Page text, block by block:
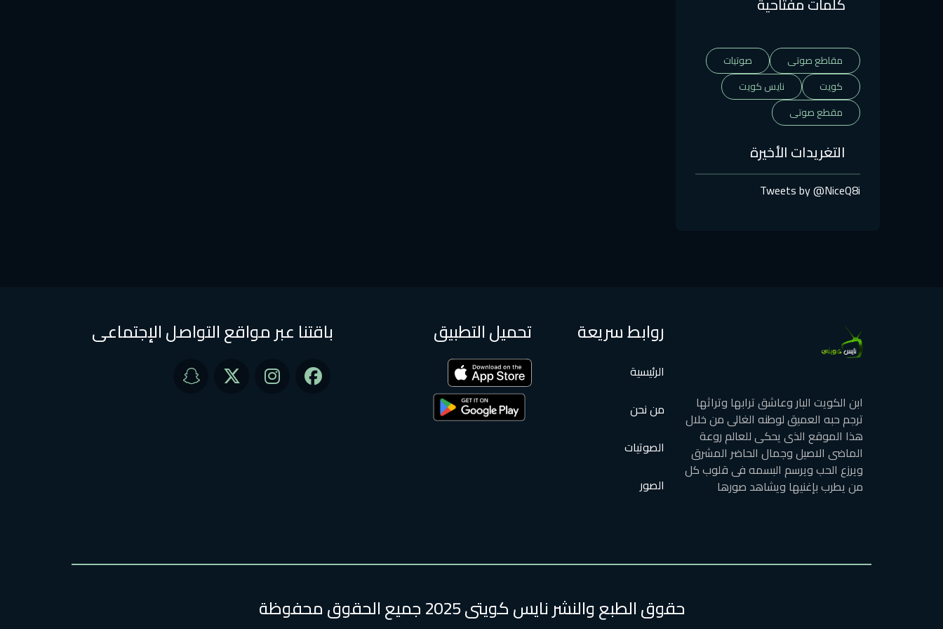
مقاطع صوتى
صوتيات
كويت
نايس كويت
مقطع صوتى
التغريدات الأخيرة
Tweets by @NiceQ8i
ابن الكويت البار وعاشق ترابها وتراثها
ترجم حبه العميق لوطنه الغالى من خلال
هذا الموقع الذى يحكى للعالم روعة
الماضى الاصيل وجمال الحاضر المشرق
ويرزع الحب ويرسم البسمه فى قلوب كل
من يطرب بإغنيها ويشاهد صورها
روابط سريعة
الرئيسية
من نحن
الصوتيات
الصور
تحميل التطبيق باقتنا عبر مواقع التواصل الإجتماعى
حقوق الطبع والنشر نايس كويتى 2025 جميع الحقوق محفوظة